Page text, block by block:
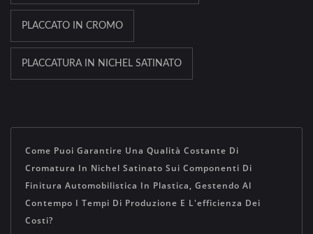
PLACCATO IN CROMO
PLACCATURA IN NICHEL SATINATO
Come Puoi Garantire Una Qualità Costante Di
Cromatura In Nichel Satinato Sui Componenti Di
Finitura Automobilistica In Plastica, Gestendo Al
Contempo I Tempi Di Produzione E L'efficienza Dei
Costi?